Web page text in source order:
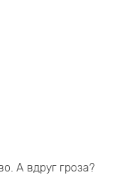
А вдруг гроза?